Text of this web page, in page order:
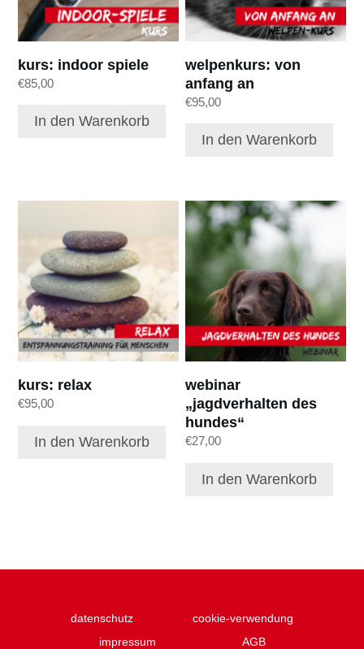
kurs: indoor spiele
€85,00
In den Warenkorb
welpenkurs: von
anfang an
€95,00
In den Warenkorb
kurs: relax
€95,00
In den Warenkorb
webinar
„jagdverhalten des
hundes“
€27,00
In den Warenkorb
datenschutz
cookie-verwendung
impressum
AGB